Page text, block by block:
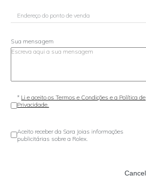
Sua mensagem
* Li e aceito os Termos e Condições e a Política de
Privacidade.
Aceito receber da Sara Joias informações
publicitárias sobre a Rolex.